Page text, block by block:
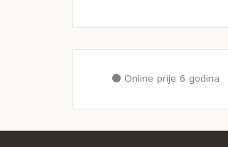
Online prije 6 godina